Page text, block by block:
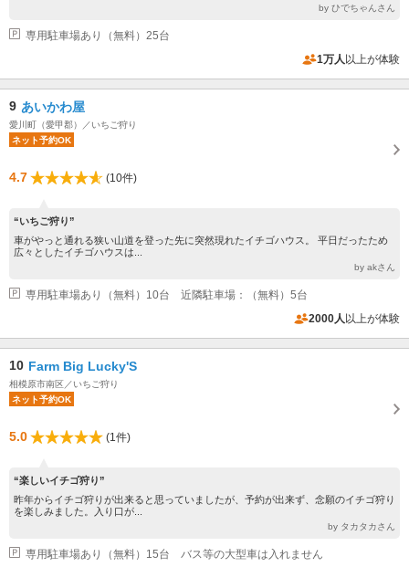
by ひでちゃんさん
専用駐車場あり（無料）25台
1万人 以上が体験
9 あいかわ屋
愛川町（愛甲郡）／いちご狩り
ネット予約OK
4.7 (10件)
“いちご狩り”
車がやっと通れる狭い山道を登った先に突然現れたイチゴハウス。 平日だったため
広々としたイチゴハウスは...
by akさん
専用駐車場あり（無料）10台 近隣駐車場：（無料）5台
2000人 以上が体験
10 Farm Big Lucky'S
相模原市南区／いちご狩り
ネット予約OK
5.0 (1件)
“楽しいイチゴ狩り”
昨年からイチゴ狩りが出来ると思っていましたが、予約が出来ず、念願のイチゴ狩り
を楽しみました。入り口が...
by タカタカさん
専用駐車場あり（無料）15台 バス等の大型車は入れません